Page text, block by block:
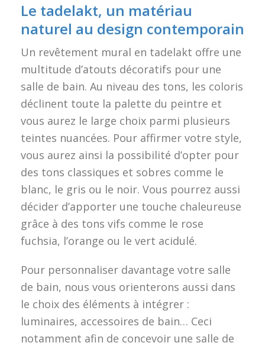
Le tadelakt, un matériau
naturel au design contemporain
Un revêtement mural en tadelakt offre une
multitude d’atouts décoratifs pour une
salle de bain. Au niveau des tons, les coloris
déclinent toute la palette du peintre et
vous aurez le large choix parmi plusieurs
teintes nuancées. Pour affirmer votre style,
vous aurez ainsi la possibilité d’opter pour
des tons classiques et sobres comme le
blanc, le gris ou le noir. Vous pourrez aussi
décider d’apporter une touche chaleureuse
grâce à des tons vifs comme le rose
fuchsia, l’orange ou le vert acidulé.
Pour personnaliser davantage votre salle
de bain, nous vous orienterons aussi dans
le choix des éléments à intégrer :
luminaires, accessoires de bain… Ceci
notamment afin de concevoir une salle de